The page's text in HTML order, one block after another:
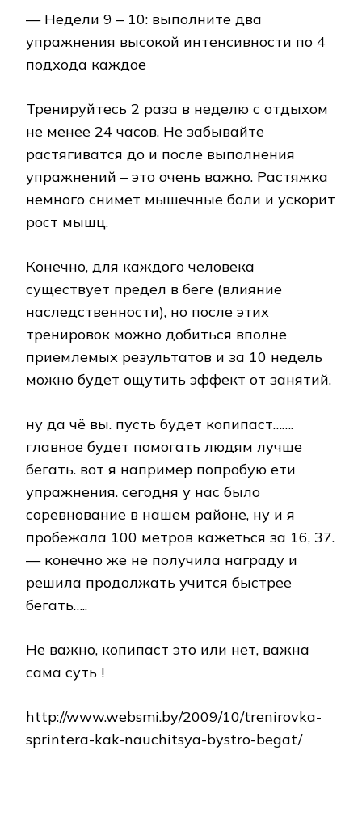
— Недели 9 – 10: выполните два
упражнения высокой интенсивности по 4
подхода каждое
Тренируйтесь 2 раза в неделю с отдыхом
не менее 24 часов. Не забывайте
растягиватся до и после выполнения
упражнений – это очень важно. Растяжка
немного снимет мышечные боли и ускорит
рост мышц.
Конечно, для каждого человека
существует предел в беге (влияние
наследственности), но после этих
тренировок можно добиться вполне
приемлемых результатов и за 10 недель
можно будет ощутить эффект от занятий.
ну да чё вы. пусть будет копипаст…….
главное будет помогать людям лучше
бегать. вот я например попробую ети
упражнения. сегодня у нас было
соревнование в нашем районе, ну и я
пробежала 100 метров кажеться за 16, 37.
— конечно же не получила награду и
решила продолжать учится быстрее
бегать…..
Не важно, копипаст это или нет, важна
сама суть !
http://www.websmi.by/2009/10/trenirovka-
sprintera-kak-nauchitsya-bystro-begat/